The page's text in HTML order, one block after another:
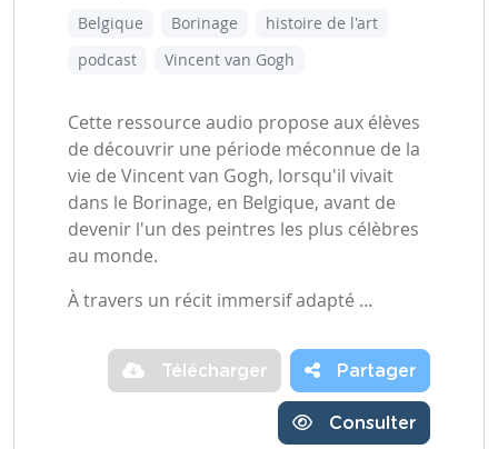
Belgique Borinage
histoire de l'art
podcast
Vincent van Gogh
Cette ressource audio propose aux élèves
de découvrir une période méconnue de la
vie de Vincent van Gogh, lorsqu'il vivait
dans le Borinage, en Belgique, avant de
devenir l'un des peintres les plus célèbres
au monde.
À travers un récit immersif adapté …
Télécharger Partager
Consulter